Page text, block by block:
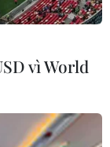
cho Algeria
vì World